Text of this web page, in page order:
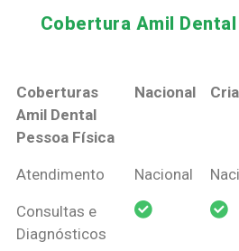
Cobertura Amil
Coberturas
Amil Dental
Pessoa Física
Nacional
Coberturas
Pessoa Física
Nacional
Atendimento Nacional
Consultas e
Diagnósticos